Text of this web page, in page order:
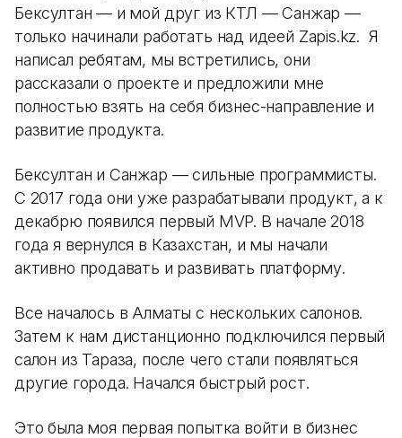
Бексултан — и мой друг из КТЛ — Санжар —
только начинали работать над идеей Zapis.kz. Я
написал ребятам, мы встретились, они
рассказали о проекте и предложили мне
полностью взять на себя бизнес-направление и
развитие продукта.
Бексултан и Санжар — сильные программисты.
С 2017 года они уже разрабатывали продукт, а к
декабрю появился первый MVP. В начале 2018
года я вернулся в Казахстан, и мы начали
активно продавать и развивать платформу.
Все началось в Алматы с нескольких салонов.
Затем к нам дистанционно подключился первый
салон из Тараза, после чего стали появляться
другие города. Начался быстрый рост.
Это была моя первая попытка войти в бизнес